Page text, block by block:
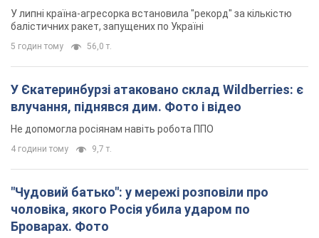
У липні країна-агресорка встановила "рекорд" за кількістю
балістичних ракет, запущених по Україні
5 годин тому 56,0 т.
У Єкатеринбурзі атаковано склад Wildberries: є
влучання, піднявся дим. Фото і відео
Не допомогла росіянам навіть робота ППО
4 години тому 9,7 т.
"Чудовий батько": у мережі розповіли про
чоловіка, якого Росія убила ударом по
Броварах. Фото